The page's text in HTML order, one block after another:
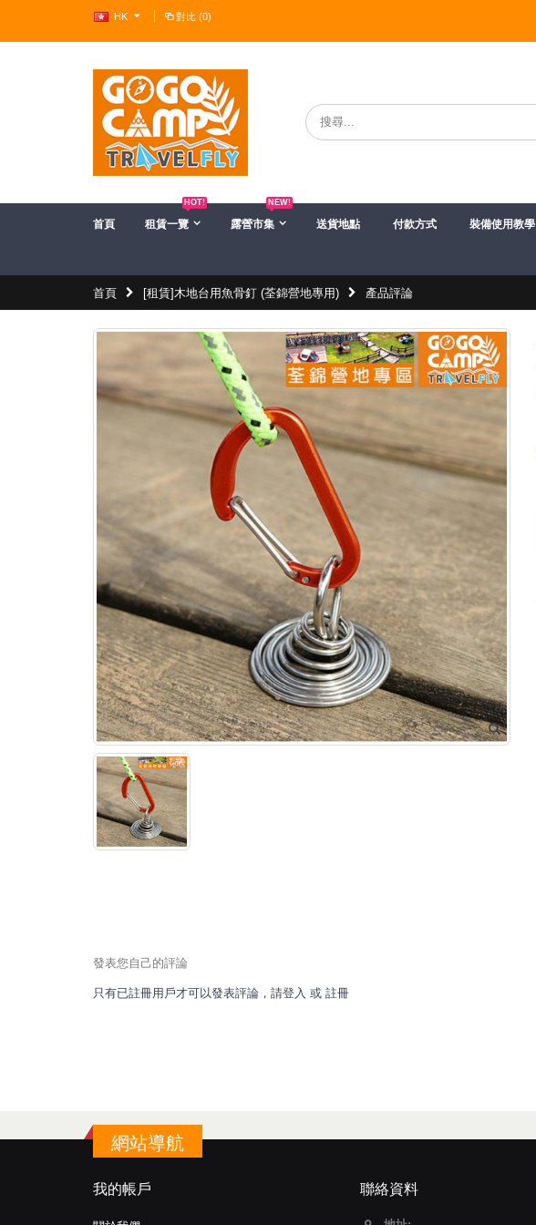
HK 對比 (0)
首頁 租賃一覽
HOT!
露營市集
NEW!
送貨地點 付款方式 裝備使用教學
首頁 [租賃]木地台用魚骨釘 (荃錦營地專用) 產品評論
發表您自己的評論
只有已註冊用戶才可以發表評論，請登入 或 註冊
網站導航
我的帳戶 聯絡資料